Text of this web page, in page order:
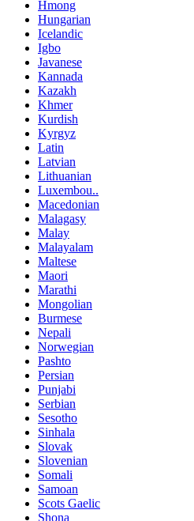
Hmong
Hungarian
Icelandic
Igbo
Javanese
Kannada
Kazakh
Khmer
Kurdish
Kyrgyz
Latin
Latvian
Lithuanian
Luxembou..
Macedonian
Malagasy
Malay
Malayalam
Maltese
Maori
Marathi
Mongolian
Burmese
Nepali
Norwegian
Pashto
Persian
Punjabi
Serbian
Sesotho
Sinhala
Slovak
Slovenian
Somali
Samoan
Scots Gaelic
Shona